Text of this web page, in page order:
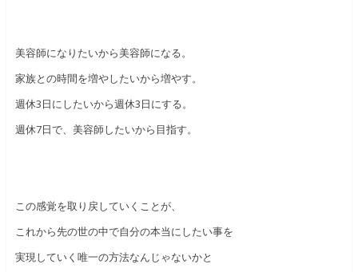
美容師になりたいから美容師になる。
家族との時間を増やしたいから増やす。
週休3日にしたいから週休3日にする。
週休7日で、美容師したいから目指す。
この感覚を取り戻していくことが、
これから先の世の中で自分の本当にしたい事を
実現していく唯一の方法なんじゃないかと